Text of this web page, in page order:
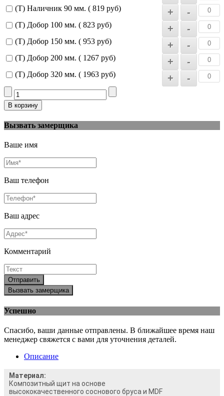
(Т) Наличник 90 мм. ( 819 руб)
(Т) Добор 100 мм. ( 823 руб)
(Т) Добор 150 мм. ( 953 руб)
(Т) Добор 200 мм. ( 1267 руб)
(Т) Добор 320 мм. ( 1963 руб)
Вызвать замерщика
Ваше имя
Ваш телефон
Ваш адрес
Комментарий
Отправить
Вызвать замерщика
Успешно
Спасибо, ваши данные отправлены. В ближайшее время наш
менеджер свяжется с вами для уточнения деталей.
Описание
Материал:
Композитный щит на основе
высококачественного соснового бруса и MDF